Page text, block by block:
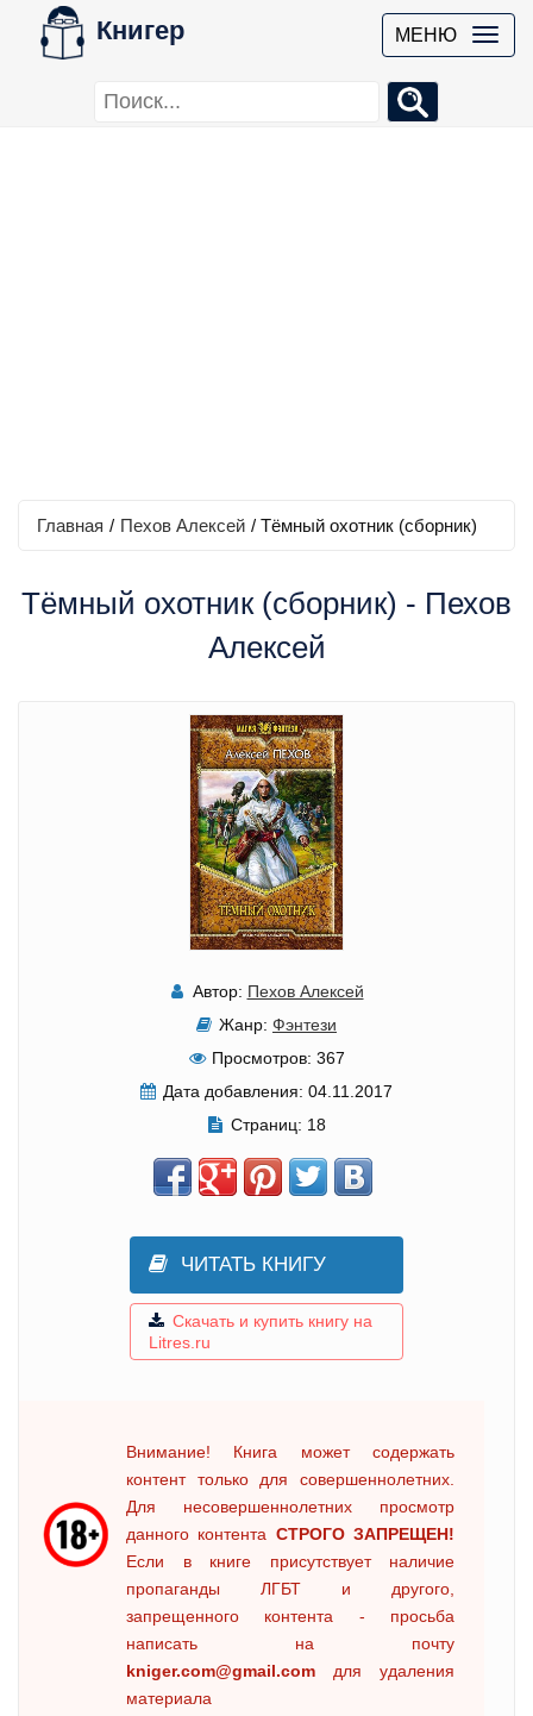
Книгер МЕНЮ
Главная / Пехов Алексей / Тёмный охотник (сборник)
Тёмный охотник (сборник) - Пехов
Алексей
Автор: Пехов Алексей
Жанр: Фэнтези
Просмотров: 367
Дата добавления: 04.11.2017
Страниц: 18
ЧИТАТЬ КНИГУ
Скачать и купить книгу на
Litres.ru
Внимание! Книга может содержать
контент только для совершеннолетних.
Для несовершеннолетних просмотр
данного контента СТРОГО ЗАПРЕЩЕН!
Если в книге присутствует наличие
пропаганды ЛГБТ и другого,
запрещенного контента - просьба
написать на почту
kniger.com@gmail.com для удаления
материала